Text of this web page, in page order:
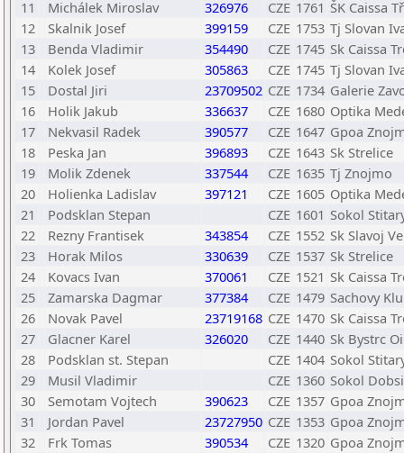
11
Michálek Miroslav 326976 CZE 1761 ŠK Caissa
12
Skalnik Josef 399159 CZE 1753 Tj Slovan
13
Benda Vladimir 354490 CZE 1745 Sk Caissa
14
Kolek Josef 305863 CZE 1745 Tj Slovan
15
Dostal Jiri 23709502 CZE 1734 Galerie
16
Holik Jakub 336637 CZE 1680 Optika
17
Nekvasil Radek 390577 CZE 1647 Gpoa
18
Peska Jan 396893 CZE 1643 Sk Strelice
19
Molik Zdenek 337544 CZE 1635 Tj Znojmo
20
Holienka Ladislav 397121 CZE 1605 Optika
21
Podsklan Stepan CZE 1601 Sokol
22
Rezny Frantisek 343854 CZE 1552 Sk Slavoj
23
Horak Milos 330639 CZE 1537 Sk Strelice
24
Kovacs Ivan 370061 CZE 1521 Sk Caissa
25
Zamarska Dagmar 377384 CZE 1479 Sachovy
26
Novak Pavel 23719168 CZE 1470 Sk Caissa
27
Glacner Karel 326020 CZE 1440 Sk Bystrc
28
Podsklan st. Stepan CZE 1404 Sokol
29
Musil Vladimir CZE 1360 Sokol
30
Semotam Vojtech 390623 CZE 1357 Gpoa
31
Jordan Pavel 23727950 CZE 1353 Gpoa
32
Frk Tomas 390534 CZE 1320 Gpoa